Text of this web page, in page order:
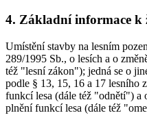
4. Základní informace k
Umístění stavby na lesním
289/1995 Sb., o lesích a o
též "lesní zákon"); jedná se o
podle § 13, 15, 16 a 17 lesního
funkcí lesa (dále též "odnětí") a
plnění funkcí lesa (dále též